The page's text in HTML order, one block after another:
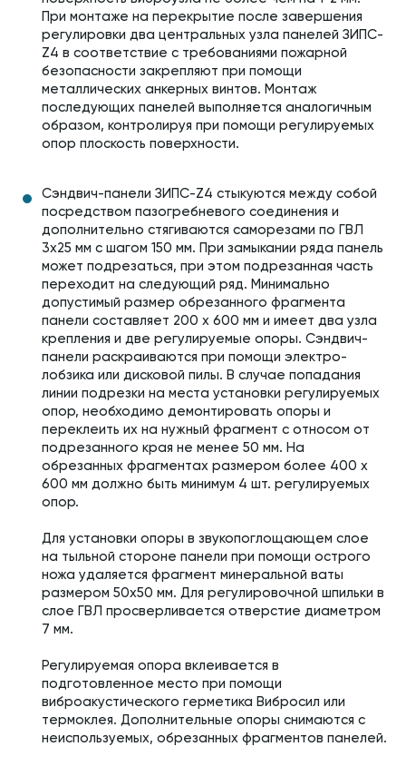
При монтаже на перекрытие после завершения
регулировки два центральных узла панелей ЗИПС-
Z4 в соответствие с требованиями пожарной
безопасности закрепляют при помощи
металлических анкерных винтов. Монтаж
последующих панелей выполняется аналогичным
образом, контролируя при помощи регулируемых
опор плоскость поверхности.
Сэндвич-панели ЗИПС-Z4 стыкуются между собой
посредством пазогребневого соединения и
дополнительно стягиваются саморезами по ГВЛ
3х25 мм с шагом 150 мм. При замыкании ряда панель
может подрезаться, при этом подрезанная часть
переходит на следующий ряд. Минимально
допустимый размер обрезанного фрагмента
панели составляет 200 х 600 мм и имеет два узла
крепления и две регулируемые опоры. Сэндвич-
панели раскраиваются при помощи электро-
лобзика или дисковой пилы. В случае попадания
линии подрезки на места установки регулируемых
опор, необходимо демонтировать опоры и
переклеить их на нужный фрагмент с относом от
подрезанного края не менее 50 мм. На
обрезанных фрагментах размером более 400 х
600 мм должно быть минимум 4 шт. регулируемых
опор.
Для установки опоры в звукопоглощающем слое
на тыльной стороне панели при помощи острого
ножа удаляется фрагмент минеральной ваты
размером 50х50 мм. Для регулировочной шпильки в
слое ГВЛ просверливается отверстие диаметром
7 мм.
Регулируемая опора вклеивается в
подготовленное место при помощи
виброакустического герметика Вибросил или
термоклея. Дополнительные опоры снимаются с
неиспользуемых, обрезанных фрагментов панелей.